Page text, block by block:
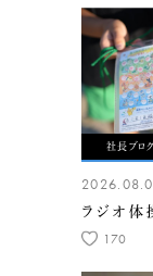
社長ブロ
ラジオ体
170